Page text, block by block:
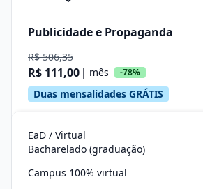
Publicidade e Propaganda
R$ 506,35
R$ 111,00 | mês -78%
Duas mensalidades GRÁTIS
EaD / Virtual
Bacharelado (graduação)
Campus 100% virtual